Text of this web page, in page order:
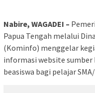
Nabire, WAGADEI –
Papua Tengah melalui
(Kominfo) menggelar
informasi website
beasiswa bagi pelajar